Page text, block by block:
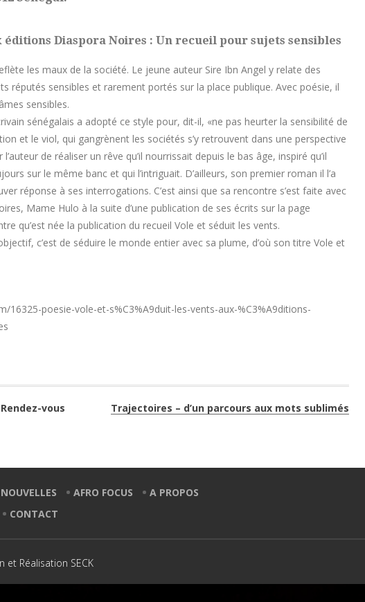
éditions Diaspora Noires : Un recueil pour sujets sensibles
les maux de la société. Le jeune auteur Sire Ibn Angel y relate des
réputés sensibles et rarement portés sur la place publique. Avec poésie, il
sensibles.
sénégalais a adopté ce style pour, dit-il, «ne pas heurter la sensibilité de
et le viol, qui gangrènent les sociétés s’y retrouvent dans une perspective
de réaliser un rêve qu’il nourrissait depuis le bas âge, inspiré qu’il
sur le même banc et qui l’intriguait. D’ailleurs, son premier roman il l’a
réponse à ses interrogations. C’est ainsi que sa rencontre s’est faite avec
Mame Hulo à la suite d’une publication de ses écrits sur la page
qu’est née la publication du recueil Vole et séduit les vents.
c’est de séduire le monde entier avec sa plume, d’où son titre Vole et
poesie-vole-et-s%C3%A9duit-les-vents-aux-%C3%A9ditions-
vous
Trajectoires – d’un parcours aux mots sublimés
AFRO FOCUS
A PROPOS
CONTACT
Réalisation SECK